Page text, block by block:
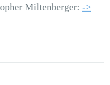
Miltenberger: ->